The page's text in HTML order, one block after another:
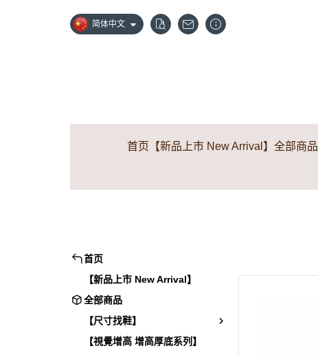
简体中文
首页 【新品上市 New Arrival】 全部商品
首页
【新品上市 New Arrival】
全部商品
【尺寸找鞋】
【視覺增高 增高厚底系列】